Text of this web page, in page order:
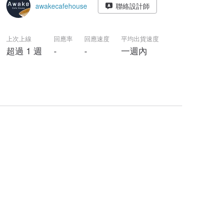
awakecafehouse 聯絡設計師
上次上線
超過 1 週
回應率
-
回應速度
-
平均出貨速度
一週內